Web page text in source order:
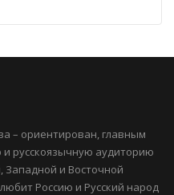
– ориентирован, главным
и русскоязычную аудиторию
Западной и Восточной
Россию и Русский народ